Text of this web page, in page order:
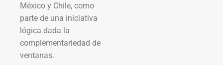
México y Chile, como
parte de una iniciativa
lógica dada la
complementariedad de
ventanas.